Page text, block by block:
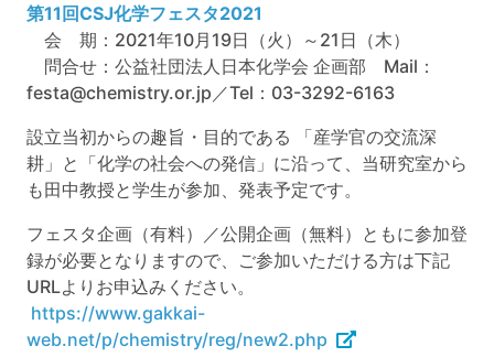
第11回CSJ化学フェスタ2021
会 期：2021年10月19日（火）～21日（木）
問合せ：公益社団法人日本化学会 企画部 Mail：
festa@chemistry.or.jp／Tel：03-3292-6163
設立当初からの趣旨・目的である 「産学官の交流深
耕」と「化学の社会への発信」に沿って、当研究室から
も田中教授と学生が参加、発表予定です。
フェスタ企画（有料）／公開企画（無料）ともに参加登
録が必要となりますので、ご参加いただける方は下記
URLよりお申込みください。
https://www.gakkai-
web.net/p/chemistry/reg/new2.php